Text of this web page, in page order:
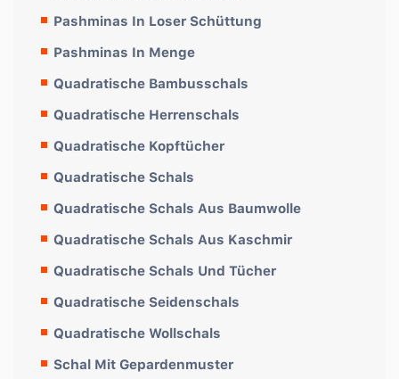
Pashminas In Loser Schüttung
Pashminas In Menge
Quadratische Bambusschals
Quadratische Herrenschals
Quadratische Kopftücher
Quadratische Schals
Quadratische Schals Aus Baumwolle
Quadratische Schals Aus Kaschmir
Quadratische Schals Und Tücher
Quadratische Seidenschals
Quadratische Wollschals
Schal Mit Gepardenmuster